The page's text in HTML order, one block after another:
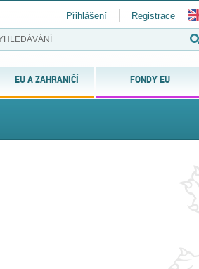
EU A ZAHRANIČÍ FONDY EU
Přihlášení Registrace